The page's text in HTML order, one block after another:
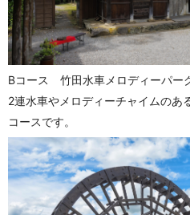
Bコース 竹田水車メロディーパー
2連水車やメロディーチャイムのあ
コースです。